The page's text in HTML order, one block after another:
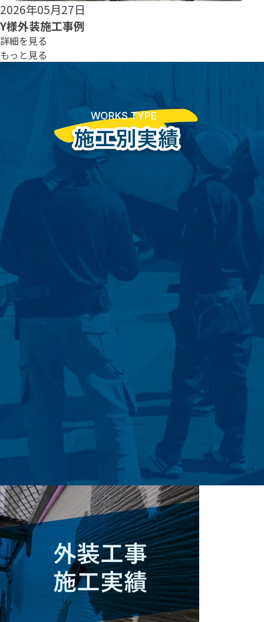
2026年05月25日
S様外装施工事例
詳細を見る
もっと見る